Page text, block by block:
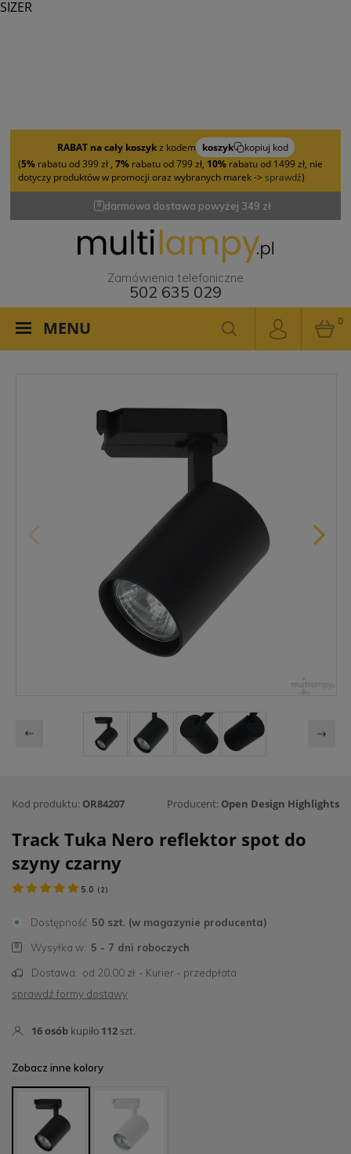
RABAT na cały koszykz kodem koszyk
kopiuj kod
(5% rabatu od 399 zł , 7% rabatu od 799 zł, 10% rabatu od 1499 zł, nie
dotyczy produktów w promocji oraz wybranych marek -> sprawdź)
darmowa dostawa powyżej 349 zł
Zamówienia telefoniczne
502 635 029
MENU 0
Kod produktu: OR84207 Producent: Open Design Highlights
Track Tuka Nero reflektor spot do
szyny czarny
5.0 ( 2 )
Dostępność 50 szt. (w magazynie producenta)
Wysyłka w: 5 - 7 dni roboczych
Dostawa: od 20,00 zł - Kurier - przedpłata
sprawdź formy dostawy
16osób kupiło 112 szt.
Zobacz inne kolory
SIZER